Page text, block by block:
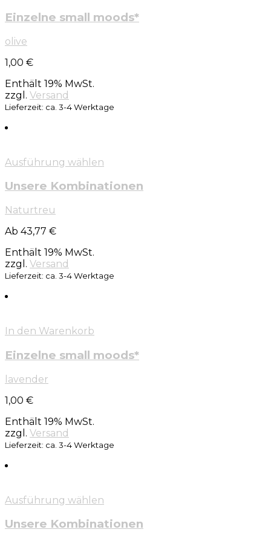
Einzelne small moods*
olive
1,00 €
Enthält 19% MwSt.
zzgl. Versand
Lieferzeit: ca. 3-4 Werktage
Ausführung wählen
Unsere Kombinationen
Naturtreu
Ab 43,77 €
Enthält 19% MwSt.
zzgl. Versand
Lieferzeit: ca. 3-4 Werktage
In den Warenkorb
Einzelne small moods*
lavender
1,00 €
Enthält 19% MwSt.
zzgl. Versand
Lieferzeit: ca. 3-4 Werktage
Ausführung wählen
Unsere Kombinationen